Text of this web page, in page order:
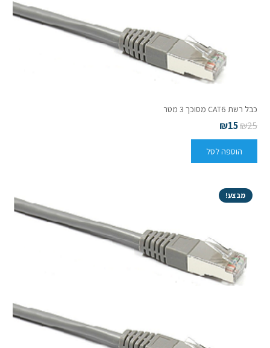
כבל רשת CAT6 מסוכך 3 מטר
₪25
₪15
הוספה לסל
מבצע!